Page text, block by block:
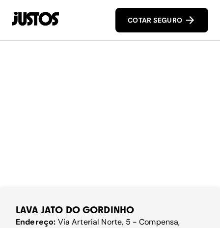
COTAR SEGURO
LAVA JATO DO GORDINHO
Endereço: Via Arterial Norte, 5 - Compensa,